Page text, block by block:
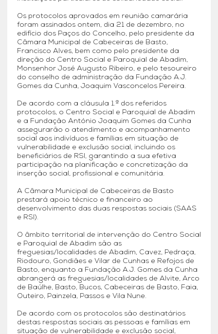
Os protocolos aprovados em reunião camarária
foram assinados ontem, dia 21 de dezembro, no
edifício dos Paços do Concelho, pelo presidente da
Câmara Municipal de Cabeceiras de Basto,
Francisco Alves, bem como pelo presidente da
direção do Centro Social e Paroquial de Abadim,
Monsenhor José Augusto Ribeiro, e pelo tesoureiro
do conselho de administração da Fundação A.J.
Gomes da Cunha, Joaquim Vasconcelos Pereira.
De acordo com a cláusula 1.ª dos referidos
protocolos, o Centro Social e Paroquial de Abadim
e a Fundação António Joaquim Gomes da Cunha
assegurarão o atendimento e acompanhamento
social aos indivíduos e famílias em situação de
vulnerabilidade e exclusão social, incluindo os
beneficiários de RSI, garantindo a sua efetiva
participação na planificação e concretização da
inserção social, profissional e comunitária.
A Câmara Municipal de Cabeceiras de Basto
prestará apoio técnico e financeiro ao
desenvolvimento das duas respostas sociais (SAAS
e RSI).
O âmbito territorial de intervenção do Centro Social
e Paroquial de Abadim são as
freguesias/localidades de Abadim, Cavez, Pedraça,
Riodouro, Gondiães e Vilar de Cunhas e Refojos de
Basto, enquanto a Fundação A.J. Gomes da Cunha
abrangerá as freguesias/localidades de Alvite, Arco
de Baúlhe, Basto, Bucos, Cabeceiras de Basto, Faia,
Outeiro, Painzela, Passos e Vila Nune.
De acordo com os protocolos são destinatários
destas respostas sociais as pessoas e famílias em
situação de vulnerabilidade e exclusão social,